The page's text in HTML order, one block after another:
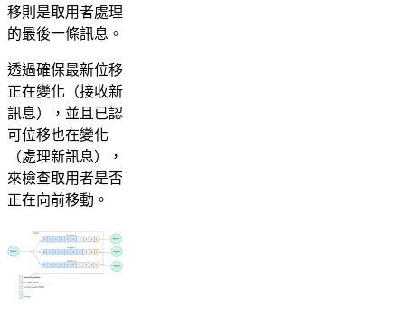
移則是取用者處理
的最後一條訊息。
透過確保最新位移
正在變化（接收新
訊息），並且已認
可位移也在變化
（處理新訊息），
來檢查取用者是否
正在向前移動。